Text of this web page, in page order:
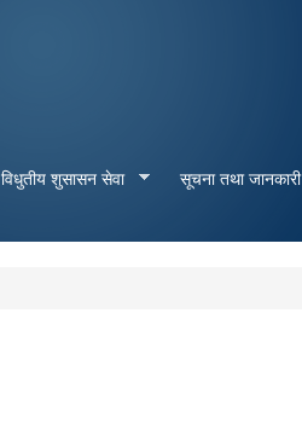
विधुतीय शुसासन सेवा सूचना तथा जानकारी